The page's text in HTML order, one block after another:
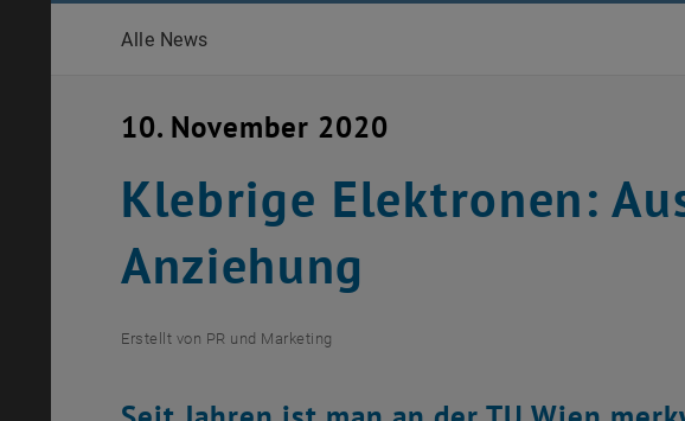
Alle News
10. November 2020
Klebrige Elektronen:
Anziehung
Erstellt von PR und Marketing